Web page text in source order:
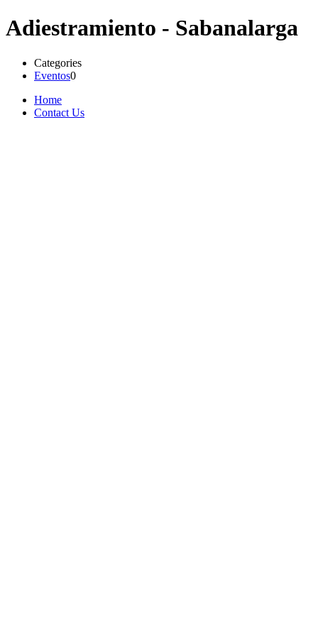
Adiestramiento - Sabanalarga
Categories
Eventos0
Home
Contact Us